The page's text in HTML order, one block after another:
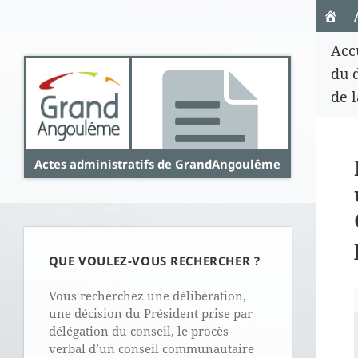
Actes administratifs de GrandAngoulême
QUE VOULEZ-VOUS RECHERCHER ?
Vous recherchez une délibération,
une décision du Président prise par
délégation du conseil, le procès-
verbal d’un conseil communautaire
du
de